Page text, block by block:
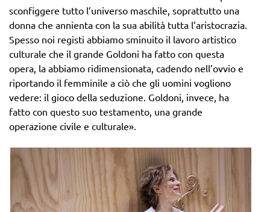
sconfiggere tutto l’universo maschile, soprattutto una
donna che annienta con la sua abilità tutta l’aristocrazia.
Spesso noi registi abbiamo sminuito il lavoro artistico
culturale che il grande Goldoni ha fatto con questa
opera, la abbiamo ridimensionata, cadendo nell’ovvio e
riportando il femminile a ciò che gli uomini vogliono
vedere: il gioco della seduzione. Goldoni, invece, ha
fatto con questo suo testamento, una grande
operazione civile e culturale».